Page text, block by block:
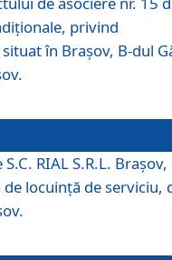
privind
în Brașov, B-dul
RIAL S.R.L. Brașov,
locuință de serviciu,